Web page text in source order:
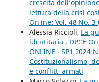
crescita
lettura della crisi
Online: Vol. 48 No. 3
Alessia Riccioli, La
identitaria , DPCE
ONLINE - SP1 2024
Costituzionalismo,
e conflitti armati